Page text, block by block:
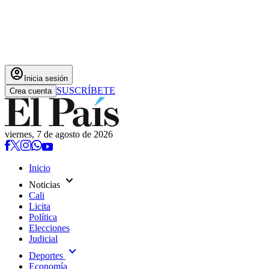
account_circle Inicia sesión
Crea cuenta SUSCRÍBETE
viernes, 7 de agosto de 2026
Inicio
Noticias expand_more
Cali
Licita
Política
Elecciones
Judicial
Deportes expand_more
Economía